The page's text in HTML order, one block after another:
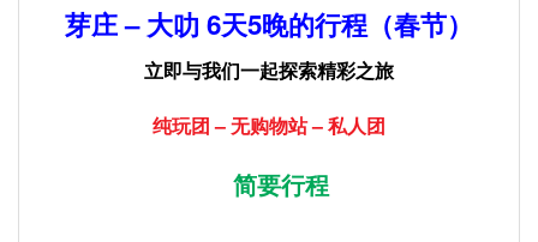
芽庄 – 大叻 6天5晚的行程（春节）
立即与我们一起探索精彩之旅
纯玩团–无购物站–私人团
简要行程